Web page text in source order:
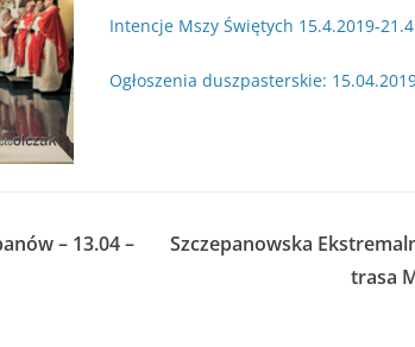
Intencje Mszy Świętych 15.4.2019-
Ogłoszenia duszpasterskie:
– 13.04 –
Szczepanowska
trasa